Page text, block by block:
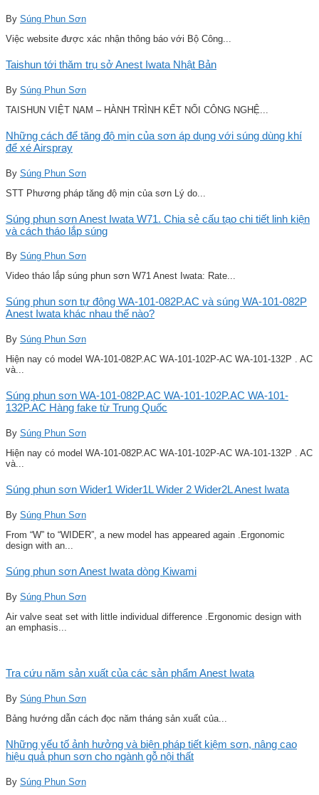
By Súng Phun Sơn
Việc website được xác nhận thông báo với Bộ Công...
Taishun tới thăm trụ sở Anest Iwata Nhật Bản
By Súng Phun Sơn
TAISHUN VIỆT NAM – HÀNH TRÌNH KẾT NỐI CÔNG NGHỆ...
Những cách để tăng độ mịn của sơn áp dụng với súng dùng khí
để xé Airspray
By Súng Phun Sơn
STT Phương pháp tăng độ mịn của sơn Lý do...
Súng phun sơn Anest Iwata W71. Chia sẻ cấu tạo chi tiết linh kiện
và cách tháo lắp súng
By Súng Phun Sơn
Video tháo lắp súng phun sơn W71 Anest Iwata: Rate...
Súng phun sơn tự động WA-101-082P.AC và súng WA-101-082P
Anest Iwata khác nhau thế nào?
By Súng Phun Sơn
Hiện nay có model WA-101-082P.AC WA-101-102P-AC WA-101-132P . AC
và...
Súng phun sơn WA-101-082P.AC WA-101-102P.AC WA-101-
132P.AC Hàng fake từ Trung Quốc
By Súng Phun Sơn
Hiện nay có model WA-101-082P.AC WA-101-102P-AC WA-101-132P . AC
và...
Súng phun sơn Wider1 Wider1L Wider 2 Wider2L Anest Iwata
By Súng Phun Sơn
From “W” to “WIDER”, a new model has appeared again .Ergonomic
design with an...
Súng phun sơn Anest Iwata dòng Kiwami
By Súng Phun Sơn
Air valve seat set with little individual difference .Ergonomic design with
an emphasis...
Tra cứu năm sản xuất của các sản phẩm Anest Iwata
By Súng Phun Sơn
Bảng hướng dẫn cách đọc năm tháng sản xuất của...
Những yếu tố ảnh hưởng và biện pháp tiết kiệm sơn, nâng cao
hiệu quả phun sơn cho ngành gỗ nội thất
By Súng Phun Sơn